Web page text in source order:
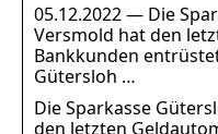
05.12.2022 — Die
Versmold hat den
Bankkunden
Gütersloh …
Die Sparkasse
den letzten